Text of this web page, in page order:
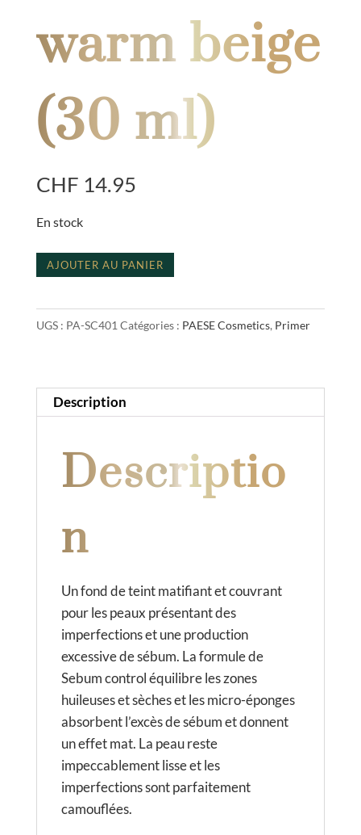
warm beige
(30 ml)
CHF 14.95
En stock
quantité
sebum
control
beige
(30
AJOUTER AU PANIER
t
e
t
v
e
UGS : PA-SC401 Catégories : PAESE Cosmetics, Primer
Description
Descriptio
n
Un fond de teint matifiant et couvrant
pour les peaux présentant des
imperfections et une production
excessive de sébum. La formule de
Sebum control équilibre les zones
huileuses et sèches et les micro-éponges
absorbent l’excès de sébum et donnent
un effet mat. La peau reste
impeccablement lisse et les
imperfections sont parfaitement
camouflées.